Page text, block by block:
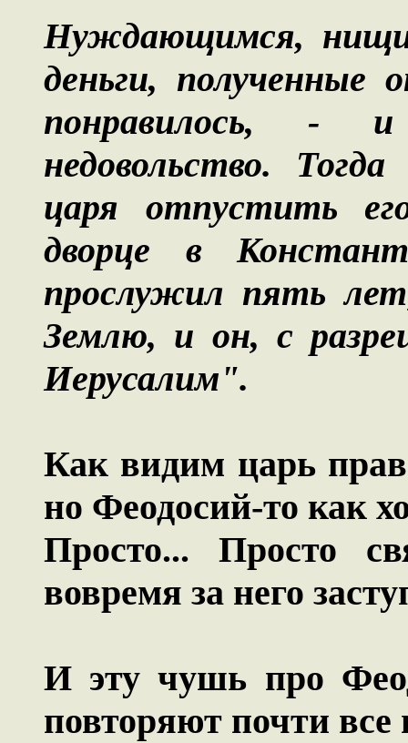
Нуждающимся,
деньги,
понравилось, -
недовольство.
царя отпустить
дворце в
прослужил пять
Землю, и он, с
Иерусалим".
Как видим царь
но Феодосий-то как
Просто... Просто
вовремя за него
И эту чушь про
повторяют почти все